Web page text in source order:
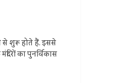
से शुरू होते हैं. इससे
का पुनर्विकास